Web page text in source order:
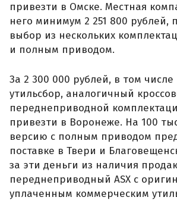
привезти в Омске. Местная
него минимум 2 251 800 рублей,
выбор из нескольких
и полным приводом.
За 2 300 000 рублей, в том
утильсбор, аналогичный
переднеприводной
привезти в Воронеже. На 100
версию с полным приводом
поставке в Твери и
за эти деньги из наличия
переднеприводный ASX с
уплаченным коммерческим